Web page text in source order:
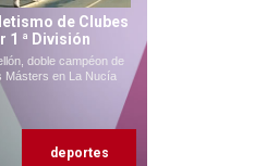
de Clubes
1 ª División
doble campéon de
Másters en La Nucía
deportes